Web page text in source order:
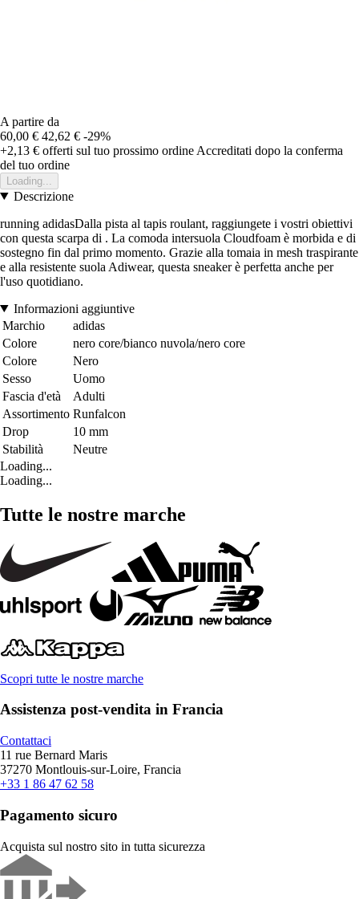
A partire da
60,00 € 42,62 € -29%
+2,13 € offerti sul tuo prossimo ordine Accreditati dopo la conferma
del tuo ordine
Loading...
Descrizione
running adidasDalla pista al tapis roulant, raggiungete i vostri obiettivi
con questa scarpa di . La comoda intersuola Cloudfoam è morbida e di
sostegno fin dal primo momento. Grazie alla tomaia in mesh traspirante
e alla resistente suola Adiwear, questa sneaker è perfetta anche per
l'uso quotidiano.
Informazioni aggiuntive
Marchio
adidas
Colore
nero core/bianco nuvola/nero core
Colore
Nero
Sesso
Uomo
Fascia d'età
Adulti
Assortimento Runfalcon
Drop
10 mm
Stabilità
Neutre
Loading...
Loading...
Tutte le nostre marche
Scopri tutte le nostre marche
Assistenza post-vendita in Francia
Contattaci
11 rue Bernard Maris
37270 Montlouis-sur-Loire, Francia
+33 1 86 47 62 58
Pagamento sicuro
Acquista sul nostro sito in tutta sicurezza